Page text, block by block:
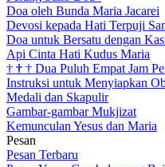
Doa oleh Bunda Maria Jacarei
Devosi kepada Hati Terpuji
Doa untuk Bersatu dengan
Api Cinta Hati Kudus Maria
† † † Dua Puluh Empat Jam
Instruksi untuk Menyiapkan
Medali dan Skapulir
Gambar-gambar Mukjizat
Kemunculan Yesus dan Maria
Pesan
Pesan Terbaru